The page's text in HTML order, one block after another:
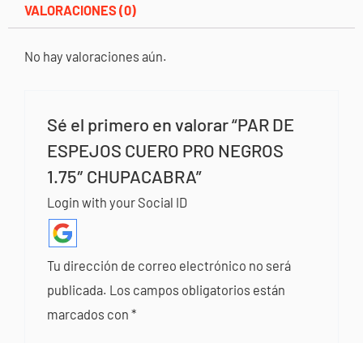
VALORACIONES (0)
No hay valoraciones aún.
Sé el primero en valorar “PAR DE
ESPEJOS CUERO PRO NEGROS
1.75″ CHUPACABRA”
Login with your Social ID
Tu dirección de correo electrónico no será
publicada. Los campos obligatorios están
marcados con*